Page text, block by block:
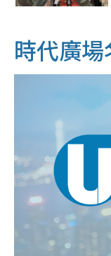
時代廣